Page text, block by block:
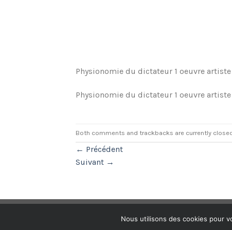
Physionomie du dictateur 1 oeuvre
Physionomie du dictateur 1 oeuvre
Both comments and trackbacks are currently
← Précédent
Suivant →
Nous utilisons des cookies pour